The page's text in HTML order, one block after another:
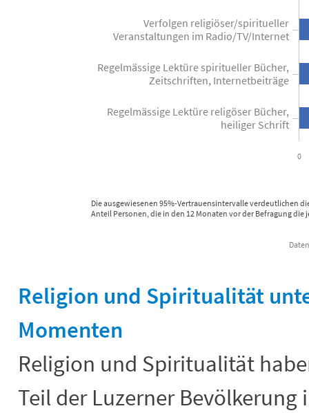
Die ausgewiesenen 95%-Vertrauensintervalle verdeutlichen
Anteil Personen, die in den 12 Monaten vor der Befragung
0
Verfolgen religiöser/spiritueller
Veranstaltungen im Radio/TV/Internet
Regelmässige Lektüre spiritueller Bücher,
Zeitschriften, Internetbeiträge
Regelmässige Lektüre religöser Bücher,
heiliger Schrift
Religion und Spiritualität
Momenten
Religion und Spiritualität
Teil der Luzerner